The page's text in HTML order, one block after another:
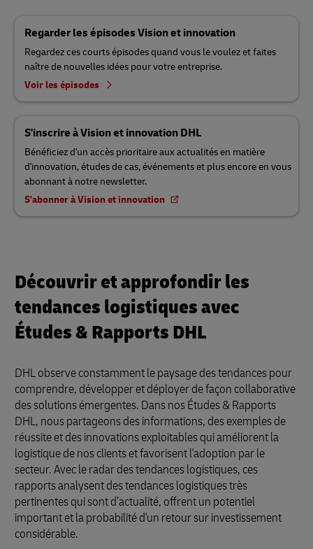
Regarder les épisodes Vision et innovation
Regardez ces courts épisodes quand vous le voulez et faites
naître de nouvelles idées pour votre entreprise.
Voir les épisodes
S'inscrire à Vision et innovation DHL
Bénéficiez d'un accès prioritaire aux actualités en matière
d'innovation, études de cas, événements et plus encore en vous
abonnant à notre newsletter.
S'abonner à Vision et innovation
Découvrir et approfondir les
tendances logistiques avec
Études & Rapports DHL
DHL observe constamment le paysage des tendances pour
comprendre, développer et déployer de façon collaborative
des solutions émergentes. Dans nos Études & Rapports
DHL, nous partageons des informations, des exemples de
réussite et des innovations exploitables qui améliorent la
logistique de nos clients et favorisent l'adoption par le
secteur. Avec le radar des tendances logistiques, ces
rapports analysent des tendances logistiques très
pertinentes qui sont d’actualité, offrent un potentiel
important et la probabilité d'un retour sur investissement
considérable.